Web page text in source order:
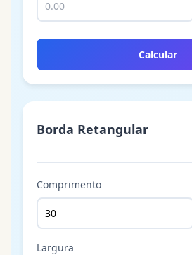
Calcular
Borda Retangular
Comprimento
Largura